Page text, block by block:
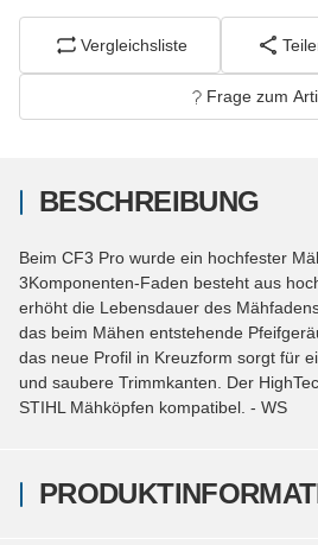
Vergleichsliste
Frage zum
BESCHREIBUNG
Beim CF3 Pro wurde ein hochfester
3Komponenten-Faden besteht aus
erhöht die Lebensdauer des
das beim Mähen entstehende
das neue Profil in Kreuzform sorgt für
und saubere Trimmkanten. Der
STIHL Mähköpfen kompatibel. - WS